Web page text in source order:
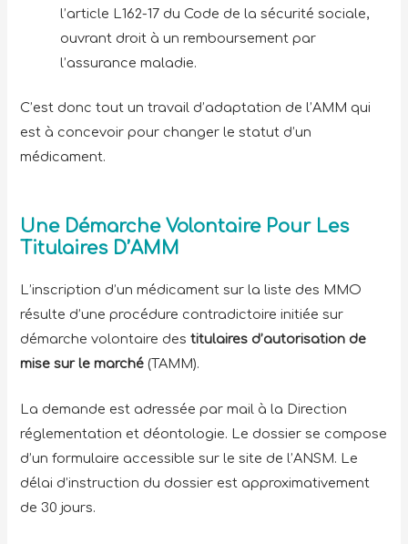
l’article L162-17 du Code de la sécurité sociale,
ouvrant droit à un remboursement par
l’assurance maladie.
C’est donc tout un travail d’adaptation de l’AMM qui
est à concevoir pour changer le statut d’un
médicament.
Une Démarche Volontaire Pour Les
Titulaires D’AMM
L’inscription d’un médicament sur la liste des MMO
résulte d’une procédure contradictoire initiée sur
démarche volontaire destitulaires d’autorisation de
mise sur le marché (TAMM).
La demande est adressée par mail à la Direction
réglementation et déontologie. Le dossier se compose
d’un formulaire accessible sur le site de l’ANSM. Le
délai d’instruction du dossier est approximativement
de 30 jours.